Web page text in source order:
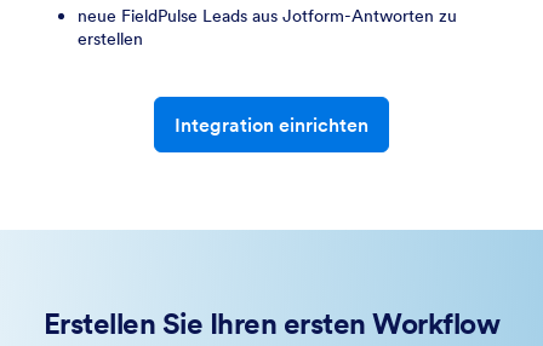
neue FieldPulse Leads aus Jotform-Antworten zu
erstellen
Integration einrichten
Erstellen Sie Ihren ersten Workflow